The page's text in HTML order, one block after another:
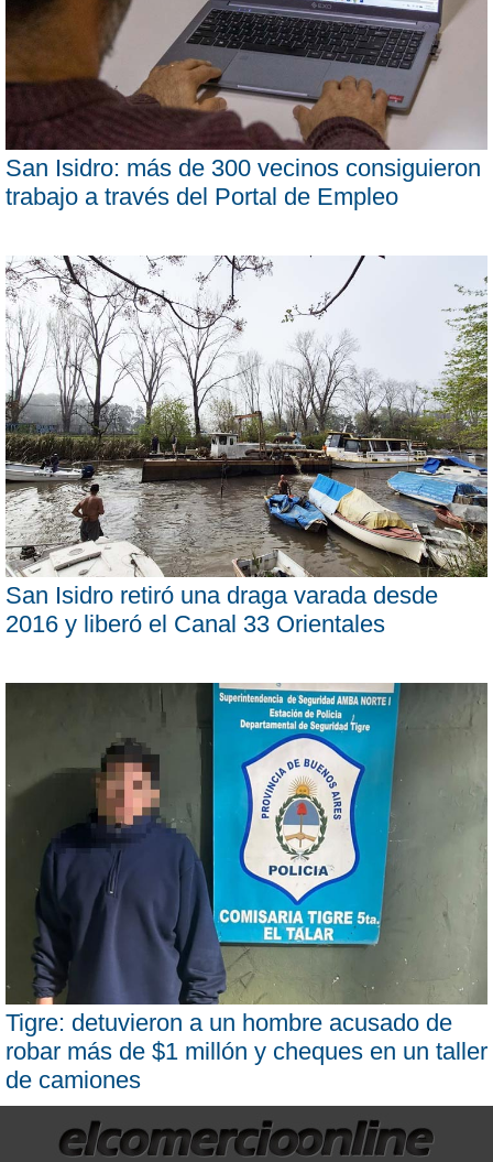
San Isidro: más de 300 vecinos consiguieron
trabajo a través del Portal de Empleo
San Isidro retiró una draga varada desde
2016 y liberó el Canal 33 Orientales
Tigre: detuvieron a un hombre acusado de
robar más de $1 millón y cheques en un taller
de camiones